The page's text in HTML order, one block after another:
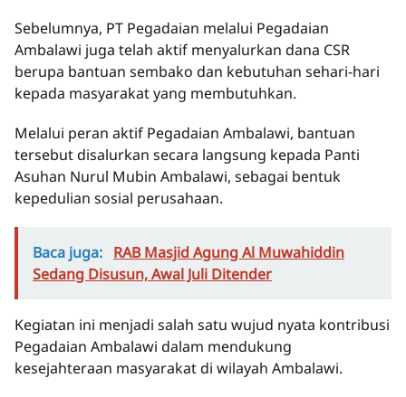
Sebelumnya, PT Pegadaian melalui Pegadaian
Ambalawi juga telah aktif menyalurkan dana CSR
berupa bantuan sembako dan kebutuhan sehari-hari
kepada masyarakat yang membutuhkan.
Melalui peran aktif Pegadaian Ambalawi, bantuan
tersebut disalurkan secara langsung kepada Panti
Asuhan Nurul Mubin Ambalawi, sebagai bentuk
kepedulian sosial perusahaan.
Baca juga: RAB Masjid Agung Al Muwahiddin
Sedang Disusun, Awal Juli Ditender
Kegiatan ini menjadi salah satu wujud nyata kontribusi
Pegadaian Ambalawi dalam mendukung
kesejahteraan masyarakat di wilayah Ambalawi.